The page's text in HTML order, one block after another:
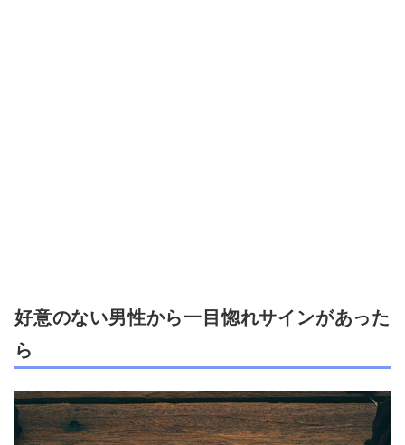
好意のない男性から一目惚れサインがあった
ら